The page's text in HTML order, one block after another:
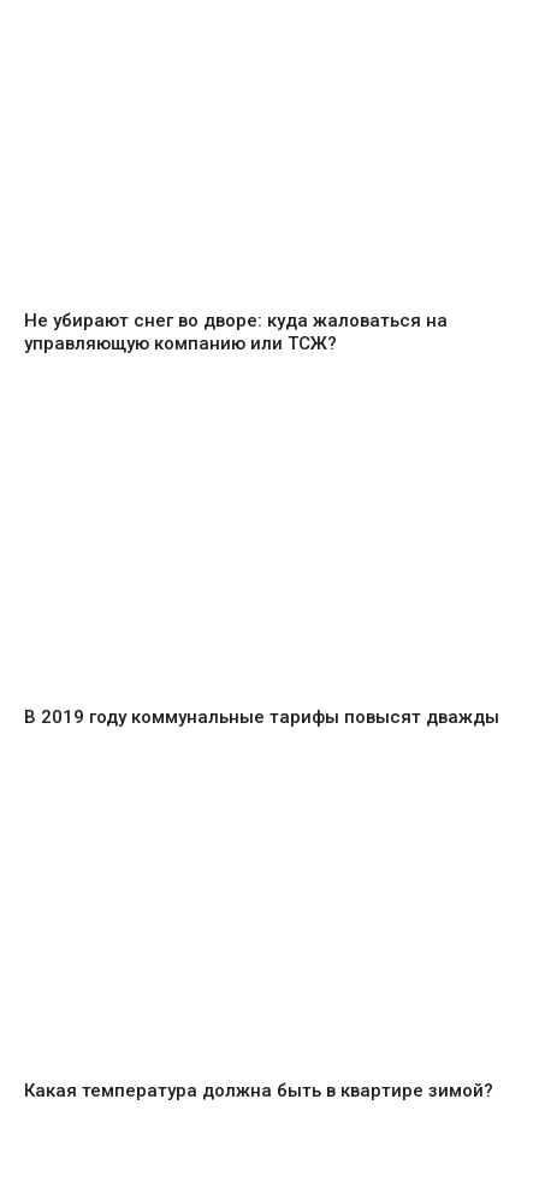
Не убирают снег во дворе: куда жаловаться на
управляющую компанию или ТСЖ?
В 2019 году коммунальные тарифы повысят дважды
Какая температура должна быть в квартире зимой?